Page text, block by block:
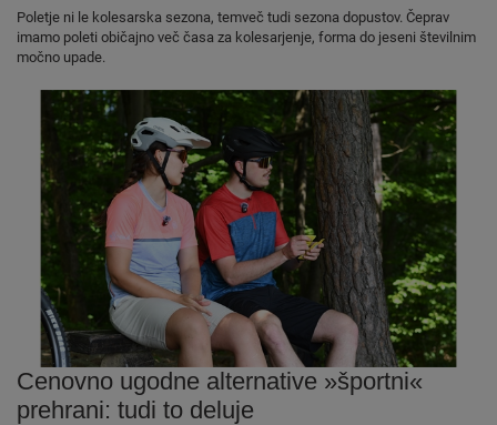
Poletje ni le kolesarska sezona, temveč tudi sezona dopustov. Čeprav
imamo poleti običajno več časa za kolesarjenje, forma do jeseni številnim
močno upade.
Cenovno ugodne alternative »športni«
prehrani: tudi to deluje